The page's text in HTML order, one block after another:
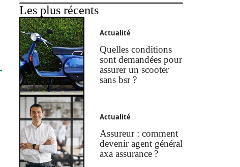
Les plus récents
Actualité
Quelles conditions
sont demandées pour
assurer un scooter
sans bsr ?
Actualité
Assureur : comment
devenir agent général
axa assurance ?